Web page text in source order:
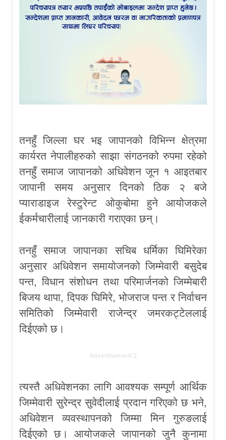
तनहुँ जिल्ला घर भइ जापानको विभिन्न क्षेत्रमा
कार्यरत नेपालीहरुको साझा संगठनको रुपमा रहेको
तनहुँ समाज जापानको अधिवेशन जून १ आइतबार
जापानी समय अनुसार दिनको ठिक २ बजे
प्याराडाइज रेस्टुरेन्ट ओकुबोमा हुने आयोजकले
ईकर्मचारीलाई जानकारी गराएका छन्।
तनहुँ समाज जापानका सचिब धर्मिका घिमिरेका
अनुसार अधिवेशन समायोजनको जिम्मेवारी बसुदेब
पन्त, विधान संशोधन तथा परिमार्जनको जिम्मेबारी
बिजय थापा, दिपक घिमिरे, भोजराज पन्त र निर्वाचन
समितिको जिम्मेवारी राजेन्द्र जमरकट्टेललाई
दिईएको छ।
Advertisement 2
त्यस्तै अधिवेशनका लागि आवश्यक सम्पूर्ण आर्थिक
जिम्मेवारी सुरेन्द्र सुवेदीलाई प्रदान गरिएको छ भने,
अधिवेशन व्यवस्थापनको जिम्मा मिन गुरुङलाई
दिईएको छ। आयोजकले जापानको जुनै कुनामा